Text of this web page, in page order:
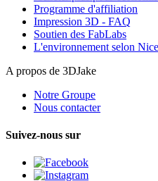
Programme d'affiliation
Impression 3D - FAQ
Soutien des FabLabs
L'environnement selon
A propos de 3DJake
Notre Groupe
Nous contacter
Suivez-nous sur